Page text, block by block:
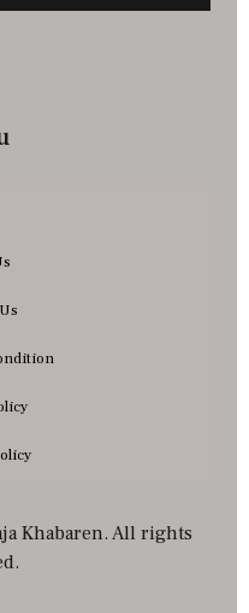
Khabaren. All rights